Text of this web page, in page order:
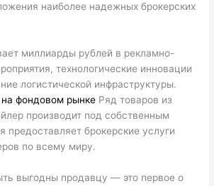
наиболее надежных брокерских
миллиарды рублей в рекламно-
технологические инновации
логистической инфраструктуры.
на фондовом рынке Ряд товаров из
производит под собственным
предоставляет брокерские услуги
по всему миру.
выгодны продавцу — это первое о